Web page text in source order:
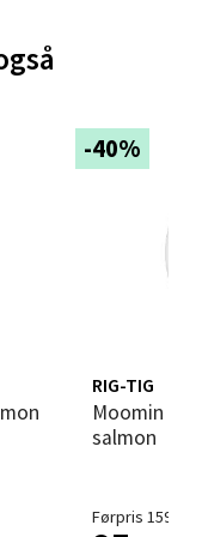
-40%
RIG-TIG
Moomin ABC dyp tallerken 15 cm
salmon
Førpris 159,-
Velg